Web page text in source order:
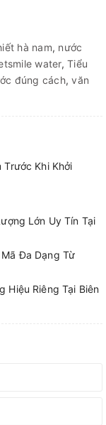
hà nam, nước
water, Tiểu
đúng cách,văn
Trước Khi Khởi
Lớn Uy Tín Tại
Đa Dạng Từ
Hiệu Riêng Tại Biên